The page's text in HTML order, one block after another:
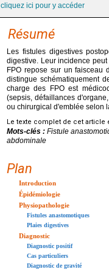
cliquez ici pour y accéder
Résumé
Les fistules digestives
digestive. Leur incidence
FPO repose sur un faisceau
distingue schématiquement
charge des FPO est
(sepsis, défaillances
ou chirurgical d'emblée selon
Le texte complet de cet article
Mots-clés : Fistule
abdominale
Plan
Introduction
Épidémiologie
Physiopathologie
Fistules anastomotiques
Plaies digestives
Diagnostic
Diagnostic positif
Cas particuliers
Diagnostic de gravité